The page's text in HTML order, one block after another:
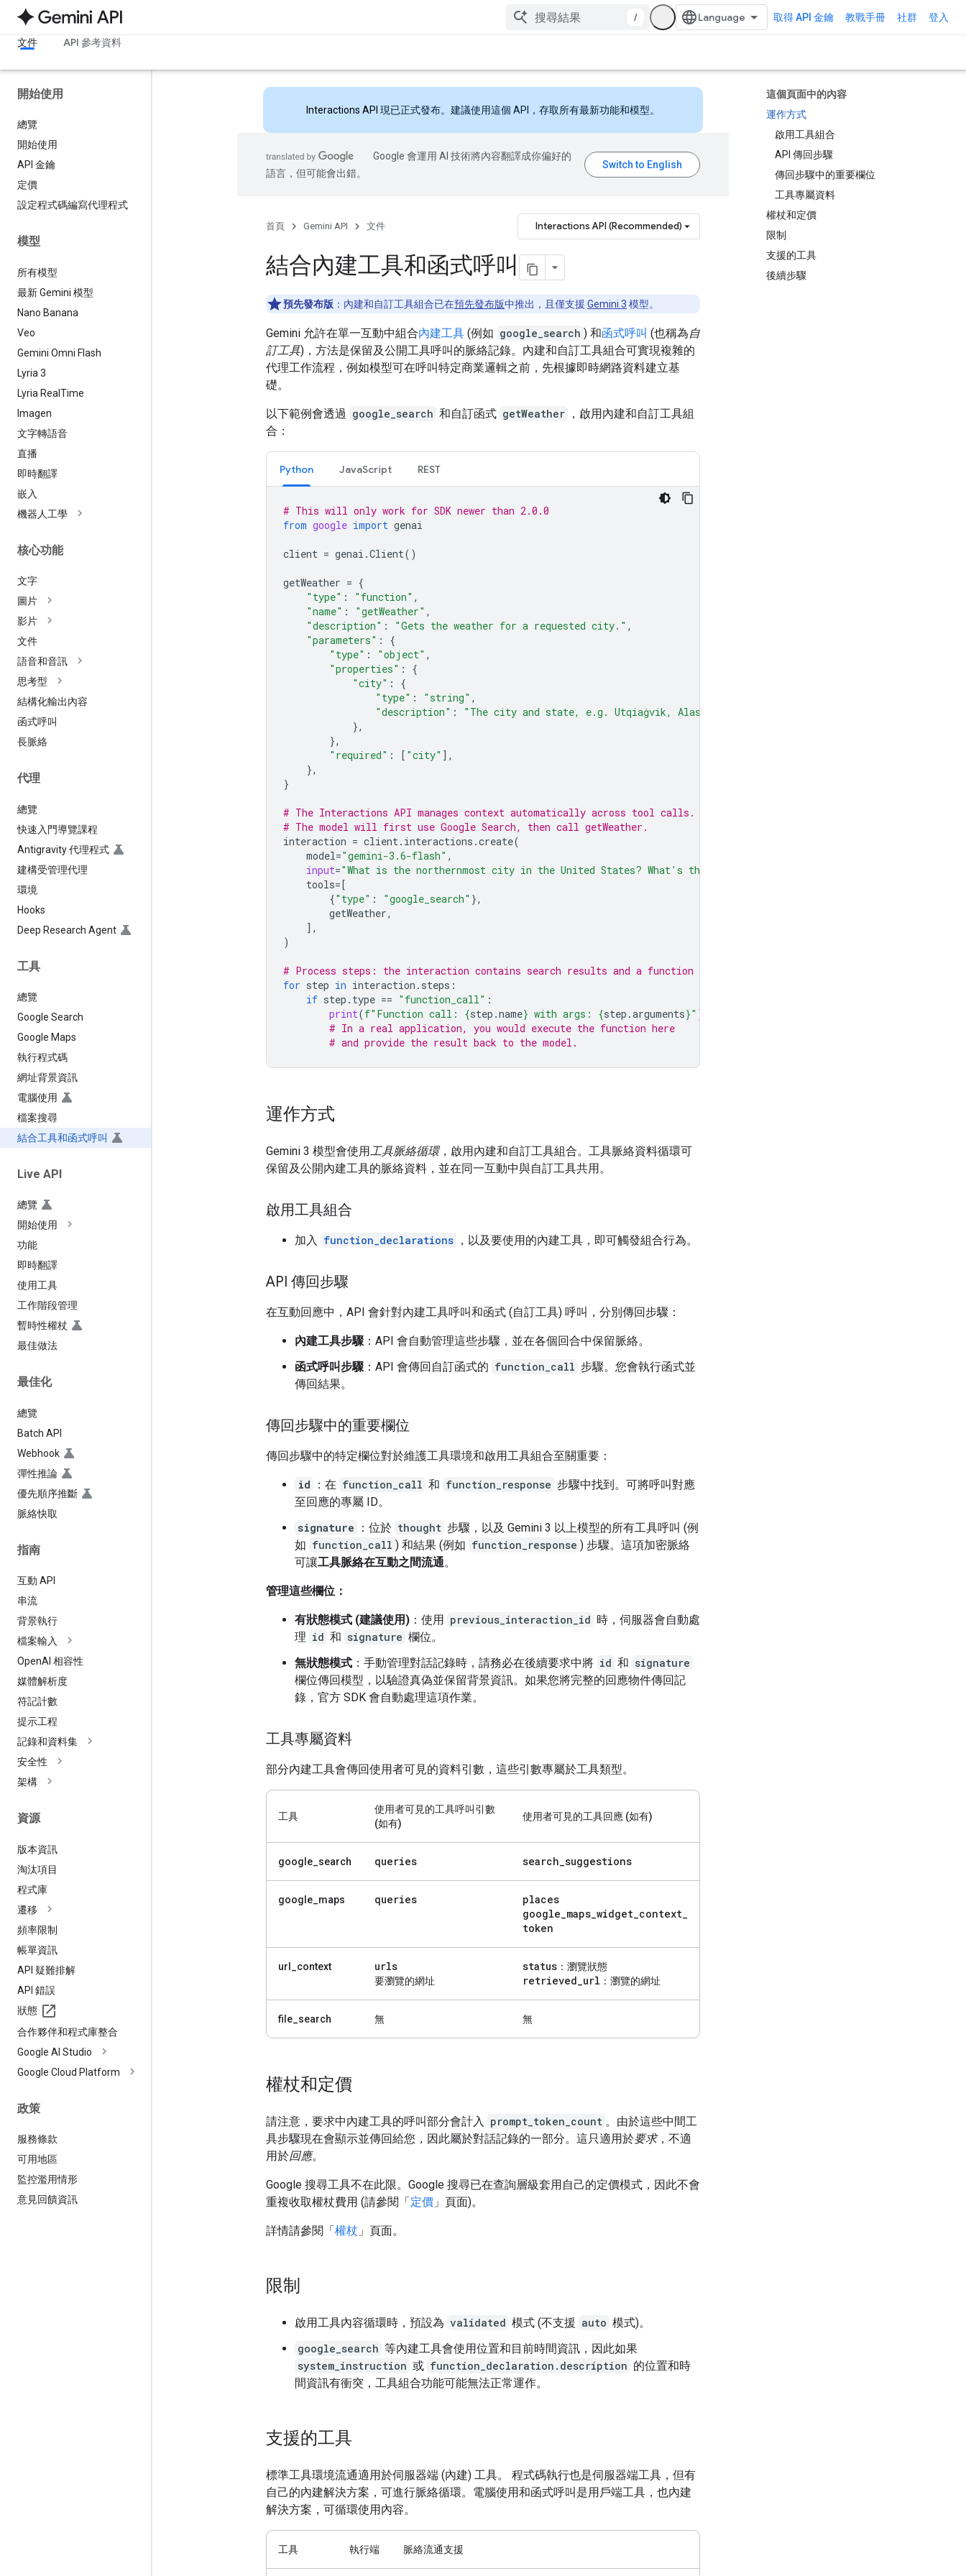
/ 取得 API 金鑰 教戰手冊 社群 登入
文件 API 參考資料
開始使用
總覽
開始使用
API 金鑰
定價
設定程式碼編寫代理程式
模型
所有模型
最新 Gemini 模型
Nano Banana
Veo
Gemini Omni Flash
Lyria 3
Lyria Real Time
Imagen
文字轉語音
直播
即時翻譯
嵌入
機器人工學
核心功能
文字
圖片
影片
文件
語音和音訊
思考型
結構化輸出內容
函式呼叫
長脈絡
代理
總覽
快速入門導覽課程
Antigravity 代理程式
建構受管理代理
環境
Hooks
Deep Research Agent
工具
總覽
Google Search
Google Maps
執行程式碼
網址背景資訊
電腦使用
檔案搜尋
結合工具和函式呼叫
Live API
總覽
開始使用
功能
即時翻譯
使用工具
工作階段管理
暫時性權杖
最佳做法
最佳化
總覽
Batch API
Webhook
彈性推論
優先順序推斷
脈絡快取
指南
互動 API
串流
背景執行
檔案輸入
OpenAI 相容性
媒體解析度
符記計數
提示工程
記錄和資料集
安全性
架構
資源
版本資訊
淘汰項目
程式庫
遷移
頻率限制
帳單資訊
API 疑難排解
API 錯誤
狀態
合作夥伴和程式庫整合
Google AI Studio
Google Cloud Platform
政策
服務條款
可用地區
監控濫用情形
意見回饋資訊
這個頁面中的內容
運作方式
啟用工具組合
API 傳回步驟
傳回步驟中的重要欄位
工具專屬資料
權杖和定價
限制
支援的工具
後續步驟
Interactions API 現已正式發布。建議使用這個 API，存取所有最新功能和模型。
Google 會運用 AI 技術將內容翻譯成你偏好的
語言，但可能會出錯。
首頁 Gemini API 文件 Interactions API (Recommended)
結合內建工具和函式呼叫
預先發布版 ：內建和自訂工具組合已在預先發布版中推出，且僅支援 Gemini 3 模型。
Gemini 允許在單一互動中組合內建工具 (例如 google_search ) 和函式呼叫 (也稱為自
訂工具)，方法是保留及公開工具呼叫的脈絡記錄。內建和自訂工具組合可實現複雜的
代理工作流程，例如模型可在呼叫特定商業邏輯之前，先根據即時網路資料建立基
礎。
以下範例會透過 google_search 和自訂函式 getWeather ，啟用內建和自訂工具組
合：
Python JavaScript REST
# This will only work for SDK newer than 2.0.0
from google import genai
client = genai .Client()
getWeather = {
"type" : "function" ,
"name" : "getWeather" ,
"description" : "Gets the weather for a requested city." ,
"parameters" :
{
"type" : "object" ,
"properties" :
{
"city" :
{
"type" : "string" ,
"description" : "The city and state, e.g. Utqiaġvik, Alaska"
},
},
"required" : [ "city" ],
},
}
# The Interactions API manages context automatically across tool calls.
# The model will first use Google Search, then call getWeather.
interaction = client. interactions .create(
model="gemini-3.6-flash" ,
input="What is the northernmost city in the United States? What's the weather like there today?"
tools=[
{"type" : "google_search" },
getWeather,
],
)
# Process steps: the interaction contains search results and a function call
for step in interaction . steps :
if step . type == "function_call" :
print(f"Function call: {step .name} with args: {step .arguments}" )
# In a real application, you would execute the function here
# and provide the result back to the model.
運作方式
Gemini 3 模型會使用工具脈絡循環，啟用內建和自訂工具組合。工具脈絡資料循環可
保留及公開內建工具的脈絡資料，並在同一互動中與自訂工具共用。
啟用工具組合
加入 function_declarations ，以及要使用的內建工具，即可觸發組合行為。
API 傳回步驟
在互動回應中，API 會針對內建工具呼叫和函式 (自訂工具) 呼叫，分別傳回步驟：
內建工具步驟 ：API 會自動管理這些步驟，並在各個回合中保留脈絡。
函式呼叫步驟 ：API 會傳回自訂函式的 function_call 步驟。您會執行函式並
傳回結果。
傳回步驟中的重要欄位
傳回步驟中的特定欄位對於維護工具環境和啟用工具組合至關重要：
id ：在 function_call 和 function_response 步驟中找到。可將呼叫對應
至回應的專屬 ID。
signature
：位於 thought 步驟，以及 Gemini 3 以上模型的所有工具呼叫 (例
如 function_call ) 和結果 (例如 function_response ) 步驟。這項加密脈絡
可讓工具脈絡在互動之間流通。
管理這些欄位：
有狀態模式 (建議使用) ：使用 previous_interaction_id 時，伺服器會自動處
理 id 和 signature 欄位。
無狀態模式 ：手動管理對話記錄時，請務必在後續要求中將 id 和 signature
欄位傳回模型，以驗證真偽並保留背景資訊。如果您將完整的回應物件傳回記
錄，官方 SDK 會自動處理這項作業。
工具專屬資料
部分內建工具會傳回使用者可見的資料引數，這些引數專屬於工具類型。
工具
使用者可見的工具呼叫引數
(如有)
使用者可見的工具回應 (如有)
google_search queries search_suggestions
google_maps queries
places
google_maps_widget_context_
token
url_context urls
要瀏覽的網址
status ：瀏覽狀態
retrieved_url ：瀏覽的網址
file_search 無 無
權杖和定價
請注意，要求中內建工具的呼叫部分會計入 prompt_token_count 。由於這些中間工
具步驟現在會顯示並傳回給您，因此屬於對話記錄的一部分。這只適用於要求，不適
用於回應。
Google 搜尋工具不在此限。Google 搜尋已在查詢層級套用自己的定價模式，因此不會
重複收取權杖費用 (請參閱「定價 」頁面)。
詳情請參閱「權杖 」頁面。
限制
啟用工具內容循環時，預設為 validated 模式 (不支援 auto 模式)。
google_search 等內建工具會使用位置和目前時間資訊，因此如果
system_instruction 或 function_declaration.description 的位置和時
間資訊有衝突，工具組合功能可能無法正常運作。
支援的工具
標準工具環境流通適用於伺服器端 (內建) 工具。 程式碼執行也是伺服器端工具，但有
自己的內建解決方案，可進行脈絡循環。電腦使用和函式呼叫是用戶端工具，也內建
解決方案，可循環使用內容。
工具 執行端 脈絡流通支援